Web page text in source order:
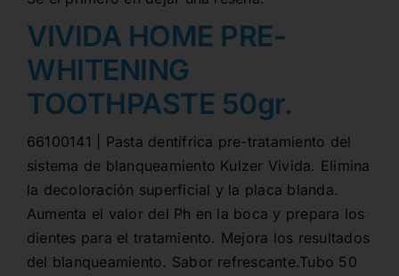
VIVIDA HOME PRE-
WHITENING
TOOTHPASTE 50gr.
66100141 | Pasta dentífrica pre-tratamiento del
sistema de blanqueamiento Kulzer Vivida. Elimina
la decoloración superficial y la placa blanda.
Aumenta el valor del Ph en la boca y prepara los
dientes para el tratamiento. Mejora los resultados
del blanqueamiento. Sabor refrescante.Tubo 50